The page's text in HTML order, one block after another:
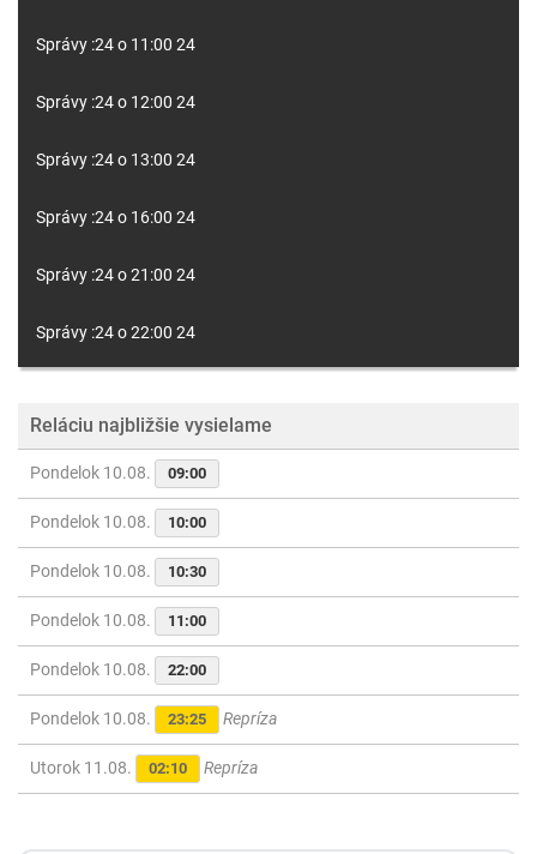
Správy :24 o 11:00 24
Správy :24 o 12:00 24
Správy :24 o 13:00 24
Správy :24 o 16:00 24
Správy :24 o 21:00 24
Správy :24 o 22:00 24
Reláciu najbližšie vysielame
Pondelok 10.08. 09:00
Pondelok 10.08. 10:00
Pondelok 10.08. 10:30
Pondelok 10.08. 11:00
Pondelok 10.08. 22:00
Pondelok 10.08. 23:25 Repríza
Utorok 11.08. 02:10 Repríza